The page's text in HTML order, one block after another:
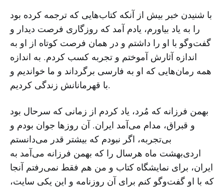
با شنیدن خبر بیش از آنکه کتاب‌هایی که ترجمه کرده بود
را به یاد بیاورم، یادم آمد که روزگاری فرصت دیدار و
گفت‌وگو با او را داشتم و در همان فرصت کوتاه از او به
اندازه آثارش آموختم و تجربه کسب کردم. به اندازه
همه رمان‌هایی که او به فارسی برگرداند و ما خواندیم و
با قهرمانانش زندگی کردیم.
بهمن فرزانه که مُرد، یاد کردم از زمانی که سرحال بود
و قبراق، مدام می‌آمد ایران. آن روزها جوان بودم و
بی‌تجربه، اگر نبودم که بیشتر قدر می‌دانستم
اردی‌بهشت ماه هرسال را که بهمن فرزانه می‌آمد به
ایران، برای نمایشگاه کتاب و من هم فقط نمی‌رفتم آنجا
که با او گفت‌وگو کنم برای آن روزنامه و این یکی سایت،